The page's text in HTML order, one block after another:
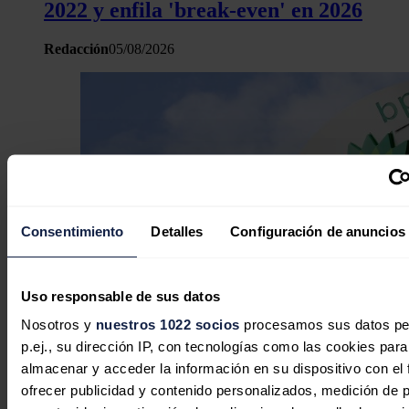
Consentimiento Detalles Configuración de anuncios
Uso responsable de sus datos
Nosotros y nuestros 1022 socios procesamos sus datos
p.ej., su dirección IP, con tecnologías como las cookies para
almacenar y acceder la información en su dispositivo con el
ofrecer publicidad y contenido personalizados, medición de
2022 y enfila 'break-even' en 2026
Redacción05/08/2026
BP gana un 235% más hasta junio
ante la subida del precio del petróleo
Redacción04/08/2026